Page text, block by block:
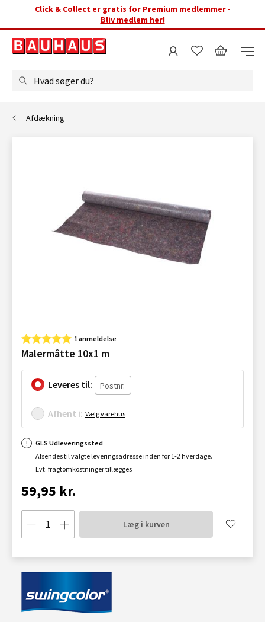
Click & Collect er gratis for Premium medlemmer -
Bliv medlem her!
Hvad søger du?
Afdækning
1 anmeldelse
Malermåtte 10x1 m
Leveres til:
Afhent i: Vælg varehus
GLS Udleveringssted
Afsendes til valgte leveringsadresse inden for 1-2 hverdage.
Evt. fragtomkostninger tillægges
59,95 kr.
Læg i kurven